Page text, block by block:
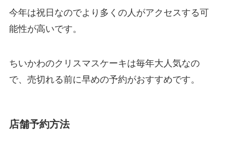
今年は祝日なのでより多くの人がアクセスする可
能性が高いです。
ちいかわのクリスマスケーキは毎年大人気なの
で、売切れる前に早めの予約がおすすめです。
店舗予約方法